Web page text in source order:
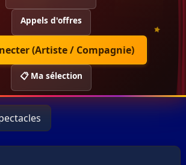
Appels d'offres
(Artiste / Compagnie)
📋 Ma sélection
❯